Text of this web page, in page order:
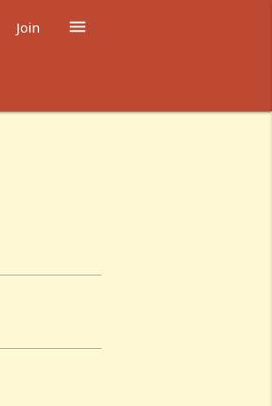

Join